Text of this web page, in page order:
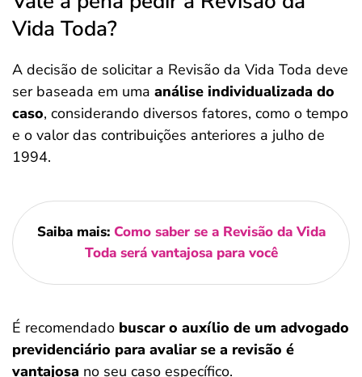
Vida Toda?
A decisão de solicitar a Revisão da Vida Toda deve
ser baseada em uma análise individualizada do
caso, considerando diversos fatores, como o tempo
e o valor das contribuições anteriores a julho de
1994.
Saiba mais: Como saber se a Revisão da Vida
Toda será vantajosa para você
É recomendado buscar o auxílio de um advogado
previdenciário para avaliar se a revisão é
vantajosa no seu caso específico.